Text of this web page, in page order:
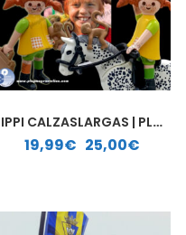
PIPPI CALZASLARGAS | PLAYMOBIL PERSONALIZADO
19,99€ 25,00€
Rango de precios: desde 19,99€ hasta 25,00€